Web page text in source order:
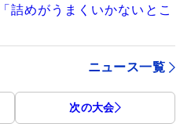
詰めがうまくいかないとこ
ニュース一覧
次の大会